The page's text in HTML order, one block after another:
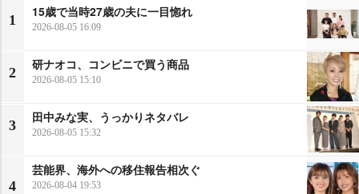
1
15歳で当時27歳の夫に一目惚れ
2026-08-05 16:09
2
研ナオコ、コンビニで買う商品
2026-08-05 15:10
3
田中みな実、うっかりネタバレ
2026-08-05 15:32
4
芸能界、海外への移住報告相次ぐ
2026-08-04 19:53